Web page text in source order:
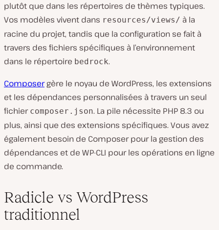
plutôt que dans les répertoires de thèmes typiques.
Vos modèles vivent dans resources/views/ à la
racine du projet, tandis que la configuration se fait à
travers des fichiers spécifiques à l’environnement
dans le répertoire bedrock.
Composergère le noyau de WordPress, les extensions
et les dépendances personnalisées à travers un seul
fichier composer.json. La pile nécessite PHP 8.3 ou
plus, ainsi que des extensions spécifiques. Vous avez
également besoin de Composer pour la gestion des
dépendances et de WP-CLI pour les opérations en ligne
de commande.
Radicle vs WordPress
traditionnel